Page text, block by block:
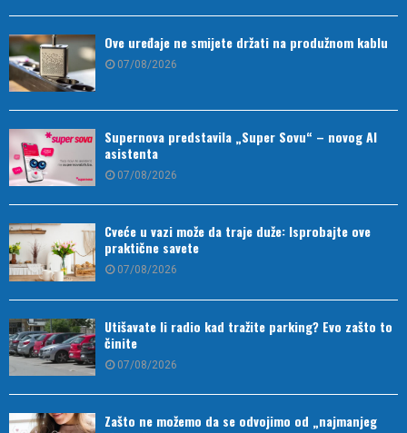
Ove uređaje ne smijete držati na produžnom kablu
07/08/2026
Supernova predstavila „Super Sovu“ – novog AI
asistenta
07/08/2026
Cveće u vazi može da traje duže: Isprobajte ove
praktične savete
07/08/2026
Utišavate li radio kad tražite parking? Evo zašto to
činite
07/08/2026
Zašto ne možemo da se odvojimo od „najmanjeg